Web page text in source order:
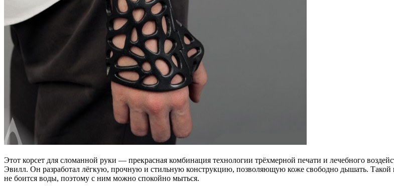
Этот корсет для сломанной руки — прекрасная комбинация технологии трёхмерной печати и лечебного
Эвилл. Он разработал лёгкую, прочную и стильную конструкцию, позволяющую коже свободно дышать. Такой
не боится воды, поэтому с ним можно спокойно мыться.